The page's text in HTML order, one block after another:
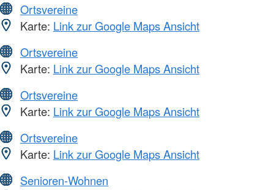
Ortsvereine
Karte: Link zur Google Maps Ansicht
Ortsvereine
Karte: Link zur Google Maps Ansicht
Ortsvereine
Karte: Link zur Google Maps Ansicht
Ortsvereine
Karte: Link zur Google Maps Ansicht
Senioren-Wohnen